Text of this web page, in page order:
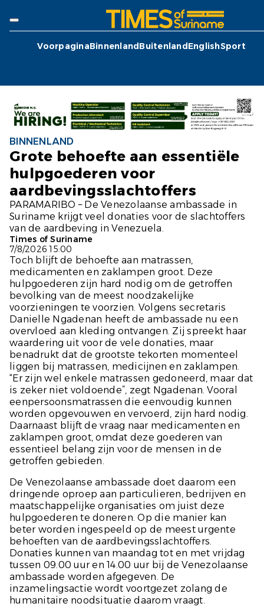
VoorpaginaBinnenlandBuitenlandEnglishSport
BINNENLAND
Grote behoefte aan essentiële
hulpgoederen voor
aardbevingsslachtoffers
PARAMARIBO – De Venezolaanse ambassade in
Suriname krijgt veel donaties voor de slachtoffers
van de aardbeving in Venezuela.
Times of Suriname
7/8/2026 15:00
Toch blijft de behoefte aan matrassen,
medicamenten en zaklampen groot. Deze
hulpgoederen zijn hard nodig om de getroffen
bevolking van de meest noodzakelijke
voorzieningen te voorzien. Volgens secretaris
Danielle Ngadenan heeft de ambassade nu een
overvloed aan kleding ontvangen. Zij spreekt haar
waardering uit voor de vele donaties, maar
benadrukt dat de grootste tekorten momenteel
liggen bij matrassen, medicijnen en zaklampen.
“Er zijn wel enkele matrassen gedoneerd, maar dat
is zeker niet voldoende”, zegt Ngadenan. Vooral
eenpersoonsmatrassen die eenvoudig kunnen
worden opgevouwen en vervoerd, zijn hard nodig.
Daarnaast blijft de vraag naar medicamenten en
zaklampen groot, omdat deze goederen van
essentieel belang zijn voor de mensen in de
getroffen gebieden.
De Venezolaanse ambassade doet daarom een
dringende oproep aan particulieren, bedrijven en
maatschappelijke organisaties om juist deze
hulpgoederen te doneren. Op die manier kan
beter worden ingespeeld op de meest urgente
behoeften van de aardbevingsslachtoffers.
Donaties kunnen van maandag tot en met vrijdag
tussen 09.00 uur en 14.00 uur bij de Venezolaanse
ambassade worden afgegeven. De
inzamelingsactie wordt voortgezet zolang de
humanitaire noodsituatie daarom vraagt.